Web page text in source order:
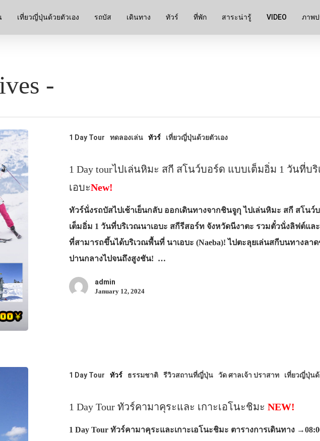
เที่ยวญี่ปุ่นด้วยตัวเอง รถบัส เดินทาง ทัวร์ ที่พัก สาระน่ารู้ VIDEO ภาพ
-
1 Day Tour ทดลองเล่น ทัวร์ เที่ยวญี่ปุ่นด้วยตัวเอง
1 Day tourไปเล่นหิมะ สกี สโนว์บอร์ด แบบเต็มอิ่ม 1 วันที่บ
เอบะNew!
ทัวร์นั่งรถบัสไปเช้าเย็นกลับ ออกเดินทางจากชินจูกุ ไปเล่นหิมะ สกี สโนว์
เต็มอิ่ม 1 วันที่บริเวณนาเอบะ สกีรีสอร์ท จังหวัดนีงาตะ รวมตั๋วนั่งลิฟต์แล
ที่สามารถขึ้นได้บริเวณพื้นที่ นาเอบะ (Naeba)! ไปตะลุยเล่นสกีบนทางลา
ปานกลางไปจนถึงสูงชัน! …
admin
January 12, 2024
1 Day Tour ทัวร์ ธรรมชาติ รีวิวสถานที่ญี่ปุ่น วัด ศาลเจ้า ปราสาท เที่ยวญี่ปุ่นด้
1 Day Tour ทัวร์คามาคุระและ เกาะเอโนะชิมะNEW!
1 Day Tour ทัวร์คามาคุระและเกาะเอโนะชิมะ ตารางการเดินทาง